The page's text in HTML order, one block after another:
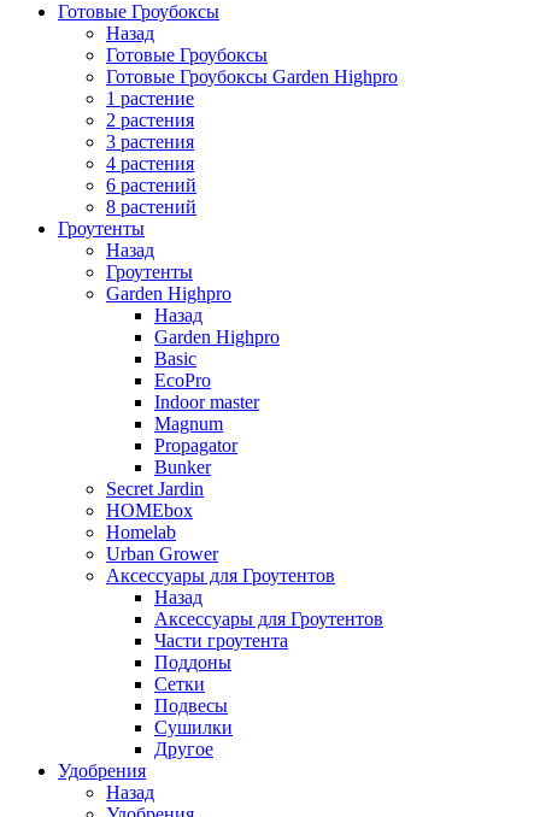
Готовые Гроубоксы
Назад
Готовые Гроубоксы
Готовые Гроубоксы Garden Highpro
1 растение
2 растения
3 растения
4 растения
6 растений
8 растений
Гроутенты
Назад
Гроутенты
Garden Highpro
Назад
Garden Highpro
Basic
EcoPro
Indoor master
Magnum
Propagator
Bunker
Secret Jardin
HOMEbox
Homelab
Urban Grower
Аксессуары для Гроутентов
Назад
Аксессуары для Гроутентов
Части гроутента
Поддоны
Сетки
Подвесы
Сушилки
Другое
Удобрения
Назад